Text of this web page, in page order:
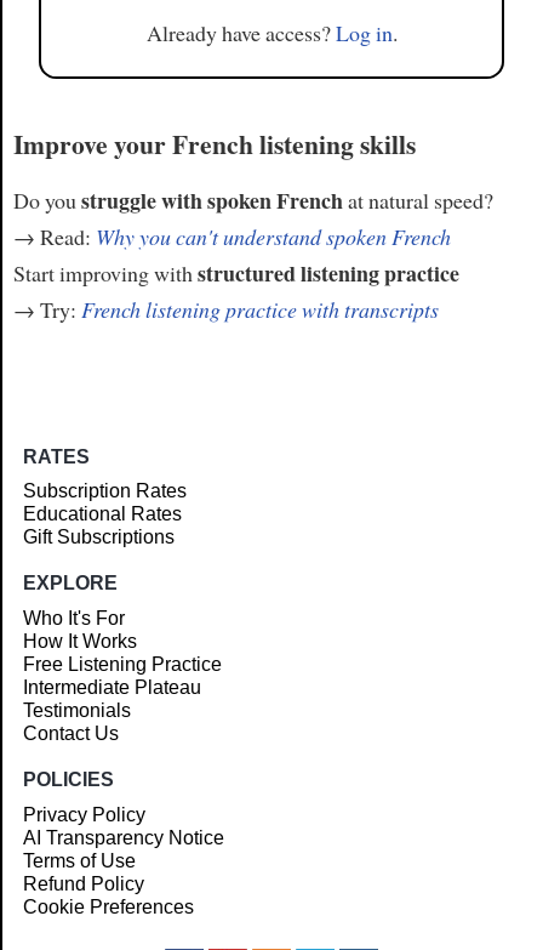
Already have access?Log in.
Improve your French listening skills
Do youstruggle with spoken Frenchat natural speed?
→ Read: Why you can't understand spoken French
Start improving withstructured listening practice
→ Try: French listening practice with transcripts
RATES
Subscription Rates
Educational Rates
Gift Subscriptions
EXPLORE
Who It's For
How It Works
Free Listening Practice
Intermediate Plateau
Testimonials
Contact Us
POLICIES
Privacy Policy
AI Transparency Notice
Terms of Use
Refund Policy
Cookie Preferences